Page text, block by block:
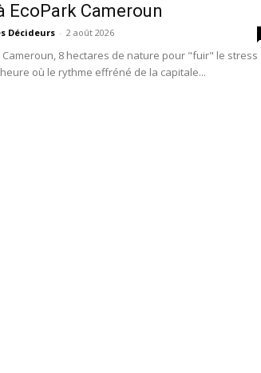
EcoPark Cameroun
Décideurs - 2 août 2026
Cameroun, 8 hectares de nature pour "fuir" le stress
où le rythme effréné de la capitale...